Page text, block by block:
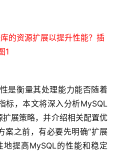
是衡量其处理能力能否随着
标，本文将深入分析MySQL
展策略，并介绍相关配置优
案之前，有必要先明确“扩展
提高MySQL的性能和稳定